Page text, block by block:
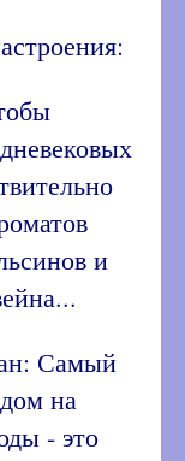
и
Самый
на
- это